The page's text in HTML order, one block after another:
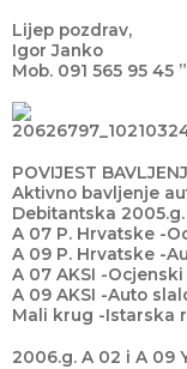
Lijep pozdrav,
Igor Janko
Mob. 091 565 95 45 ”
POVIJEST
Aktivno bavljenje
Debitantska
A 07 P. Hrvatske -
A 09 P. Hrvatske -
A 07 AKSI -
A 09 AKSI -Auto
Mali krug -Istarska
2006.g. A 02 i A 09